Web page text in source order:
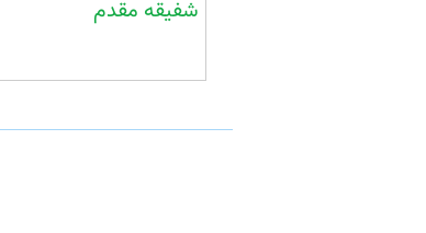
شفیقه مقدم